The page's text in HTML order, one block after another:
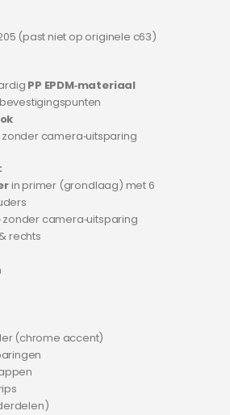
(past niet op originele c63)
PP EPDM‑materiaal
camera‑uitsparing
in primer (grondlaag) met 6
zonder camera‑uitsparing
rechts
(chrome accent)